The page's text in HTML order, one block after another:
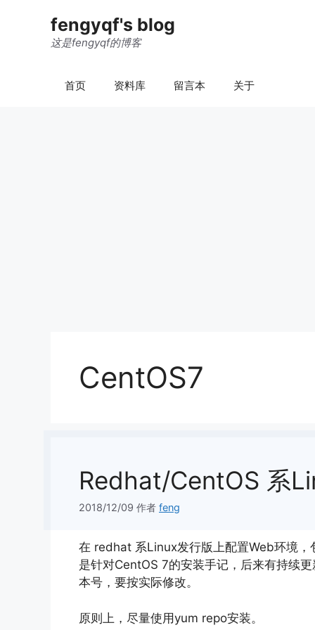
fengyqf's blog
这是fengyqf的博客
首页 资料库 留言本 关于
CentOS7
Redhat/CentOS 系
2018/12/09 作者 feng
在 redhat 系Linux发行版上配置Web环境
是针对CentOS 7的安装手记，后来有持续
本号，要按实际修改。
原则上，尽量使用yum repo安装。